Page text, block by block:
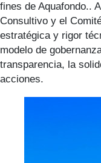
fines de Aquafondo..
Consultivo y el
estratégica y rigor
modelo de
transparencia, la
acciones.